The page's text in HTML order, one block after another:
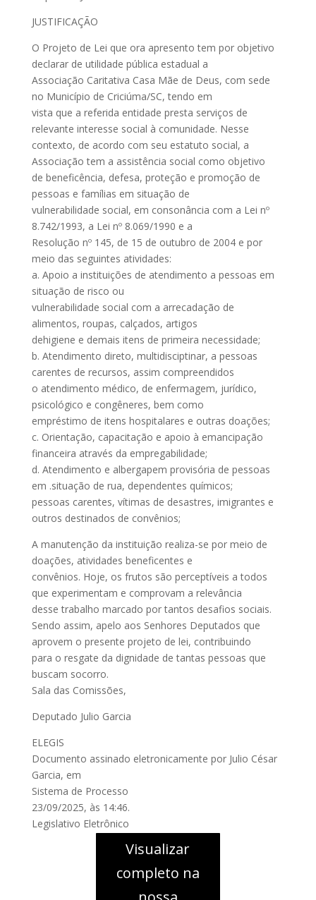
JUSTIFICAÇÃO
O Projeto de Lei que ora apresento tem por objetivo
declarar de utilidade pública estadual a
Associação Caritativa Casa Mãe de Deus, com sede
no Município de Criciúma/SC, tendo em
vista que a referida entidade presta serviços de
relevante interesse social à comunidade. Nesse
contexto, de acordo com seu estatuto social, a
Associação tem a assistência social como objetivo
de beneficência, defesa, proteção e promoção de
pessoas e famílias em situação de
vulnerabilidade social, em consonância com a Lei nº
8.742/1993, a Lei nº 8.069/1990 e a
Resolução nº 145, de 15 de outubro de 2004 e por
meio das seguintes atividades:
a. Apoio a instituições de atendimento a pessoas em
situação de risco ou
vulnerabilidade social com a arrecadação de
alimentos, roupas, calçados, artigos
dehigiene e demais itens de primeira necessidade;
b. Atendimento direto, multidisciptinar, a pessoas
carentes de recursos, assim compreendidos
o atendimento médico, de enfermagem, jurídico,
psicológico e congêneres, bem como
empréstimo de itens hospitalares e outras doações;
c. Orientação, capacitação e apoio à emancipação
financeira através da empregabilidade;
d. Atendimento e albergapem provisória de pessoas
em .situação de rua, dependentes químicos;
pessoas carentes, vítimas de desastres, imigrantes e
outros destinados de convênios;
A manutenção da instituição realiza-se por meio de
doações, atividades beneficentes e
convênios. Hoje, os frutos são perceptíveis a todos
que experimentam e comprovam a relevância
desse trabalho marcado por tantos desafios sociais.
Sendo assim, apelo aos Senhores Deputados que
aprovem o presente projeto de lei, contribuindo
para o resgate da dignidade de tantas pessoas que
buscam socorro.
Sala das Comissões,
Deputado Julio Garcia
ELEGIS
Documento assinado eletronicamente por Julio César
Garcia, em
Sistema de Processo
23/09/2025, às 14:46.
Legislativo Eletrônico
Visualizar
completo na